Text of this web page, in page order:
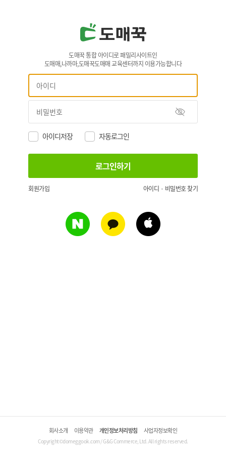
도매꾹 통합 아이디로 패밀리사이트인
도매매,나까마,도매꾹도매매 교육센터까지 이용가능합니다
아이디저장 자동로그인
회원가입 아이디 · 비밀번호 찾기
회사소개 이용약관 개인정보처리방침 사업자정보확인
Copyright©domeggook.com / G&G Commerce, Ltd. All rights reserved.